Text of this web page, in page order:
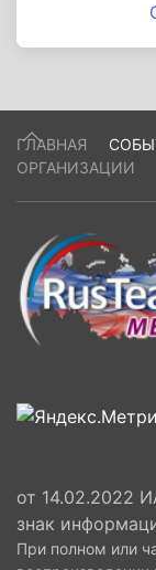
ГЛАВНАЯ
ОРГАНИЗАЦИИ
от 14.02.2022
знак
При полном или